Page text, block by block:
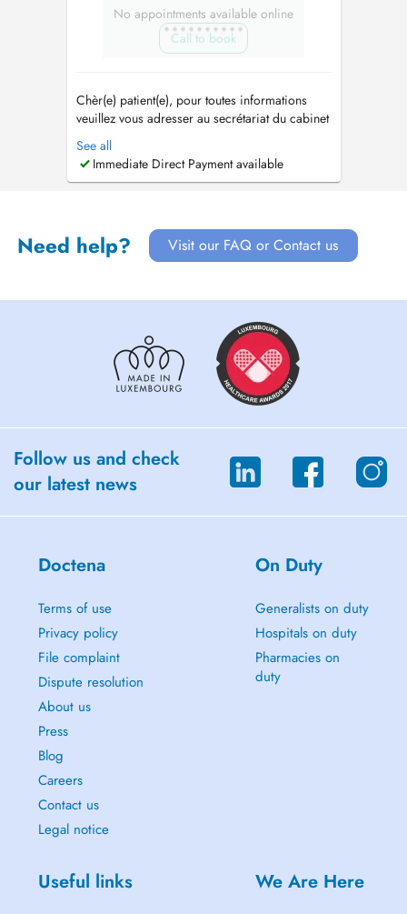
No appointments available online
Call to book
Chèr(e) patient(e), pour toutes informations
veuillez vous adresser au secrétariat du cabinet
au 26201939. Dear patient, for all information,
please call the studio secretariat at
26201939....
See all
Immediate Direct Payment available
Need help? Visit our FAQ or Contact us
Follow us and check
our latest news
Doctena
Terms of use
Privacy policy
File complaint
Dispute resolution
About us
Press
Blog
Careers
Contact us
Legal notice
On Duty
Generalists on duty
Hospitals on duty
Pharmacies on
duty
Useful links We Are Here